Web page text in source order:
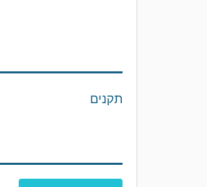
תקנים